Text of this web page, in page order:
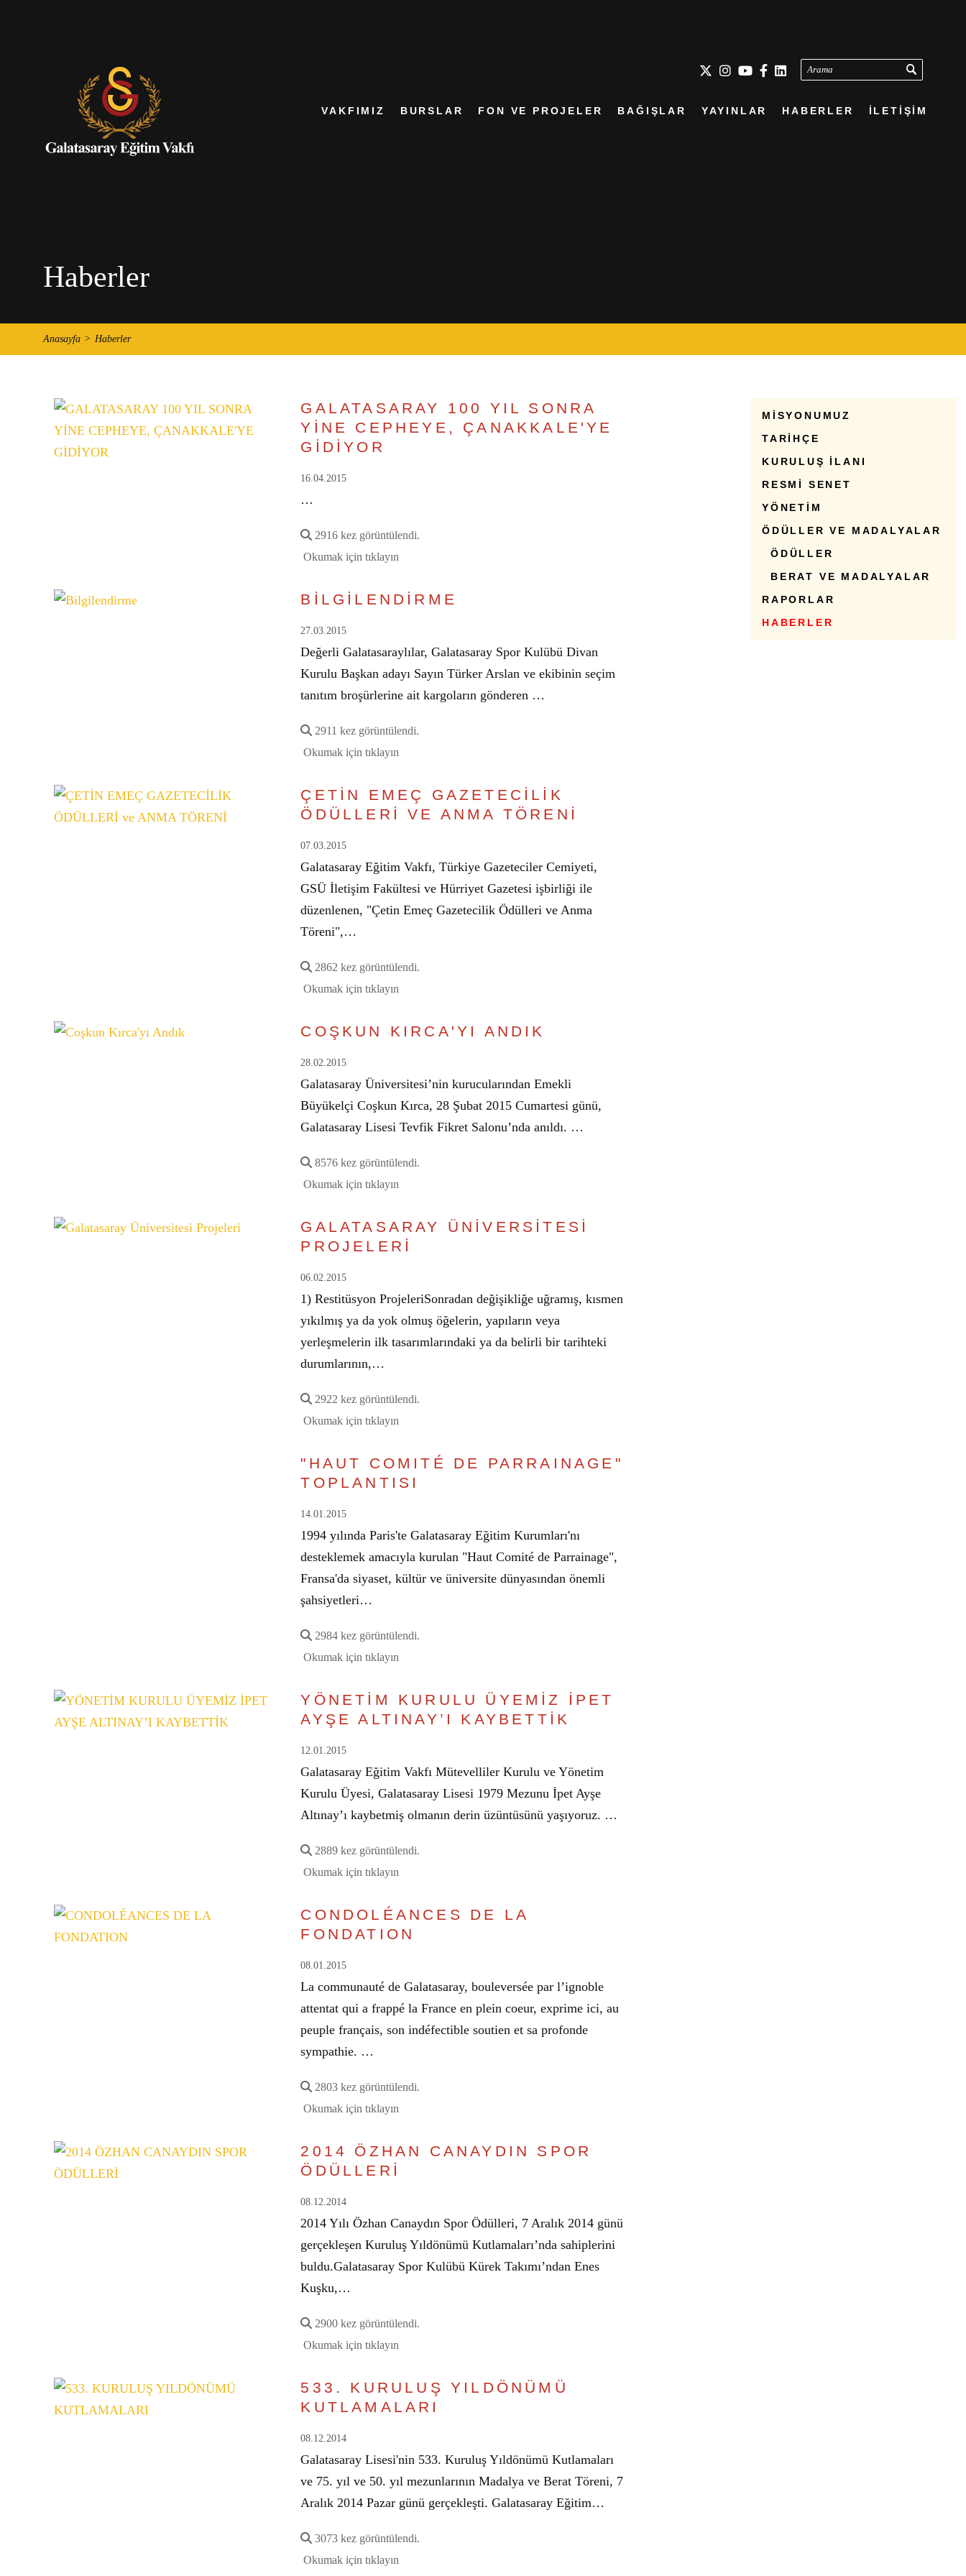
Arama
VAKFIMIZ BURSLAR FON VE PROJELER BAĞIŞLAR YAYINLAR HABERLER İLETİŞİM
Haberler
Anasayfa Haberler
GALATASARAY 100 YIL SONRA
YİNE CEPHEYE, ÇANAKKALE'YE
GİDİYOR
16.04.2015
…
2916 kez görüntülendi.
Okumak için tıklayın
BİLGİLENDİRME
27.03.2015
Değerli Galatasaraylılar, Galatasaray Spor Kulübü Divan
Kurulu Başkan adayı Sayın Türker Arslan ve ekibinin seçim
tanıtım broşürlerine ait kargoların gönderen …
2911 kez görüntülendi.
Okumak için tıklayın
ÇETİN EMEÇ GAZETECİLİK
ÖDÜLLERİ VE ANMA TÖRENİ
07.03.2015
Galatasaray Eğitim Vakfı, Türkiye Gazeteciler Cemiyeti,
GSÜ İletişim Fakültesi ve Hürriyet Gazetesi işbirliği ile
düzenlenen, "Çetin Emeç Gazetecilik Ödülleri ve Anma
Töreni",…
2862 kez görüntülendi.
Okumak için tıklayın
COŞKUN KIRCA'YI ANDIK
28.02.2015
Galatasaray Üniversitesi’nin kurucularından Emekli
Büyükelçi Coşkun Kırca, 28 Şubat 2015 Cumartesi günü,
Galatasaray Lisesi Tevfik Fikret Salonu’nda anıldı. …
8576 kez görüntülendi.
Okumak için tıklayın
GALATASARAY ÜNİVERSİTESİ
PROJELERİ
06.02.2015
1) Restitüsyon ProjeleriSonradan değişikliğe uğramış, kısmen
yıkılmış ya da yok olmuş öğelerin, yapıların veya
yerleşmelerin ilk tasarımlarındaki ya da belirli bir tarihteki
durumlarının,…
2922 kez görüntülendi.
Okumak için tıklayın
"HAUT COMITÉ DE PARRAINAGE"
TOPLANTISI
14.01.2015
1994 yılında Paris'te Galatasaray Eğitim Kurumları'nı
desteklemek amacıyla kurulan "Haut Comité de Parrainage",
Fransa'da siyaset, kültür ve üniversite dünyasından önemli
şahsiyetleri…
2984 kez görüntülendi.
Okumak için tıklayın
YÖNETİM KURULU ÜYEMİZ İPET
AYŞE ALTINAY’I KAYBETTİK
12.01.2015
Galatasaray Eğitim Vakfı Mütevelliler Kurulu ve Yönetim
Kurulu Üyesi, Galatasaray Lisesi 1979 Mezunu İpet Ayşe
Altınay’ı kaybetmiş olmanın derin üzüntüsünü yaşıyoruz. …
2889 kez görüntülendi.
Okumak için tıklayın
CONDOLÉANCES DE LA
FONDATION
08.01.2015
La communauté de Galatasaray, bouleversée par l’ignoble
attentat qui a frappé la France en plein coeur, exprime ici, au
peuple français, son indéfectible soutien et sa profonde
sympathie. …
2803 kez görüntülendi.
Okumak için tıklayın
2014 ÖZHAN CANAYDIN SPOR
ÖDÜLLERİ
08.12.2014
2014 Yılı Özhan Canaydın Spor Ödülleri, 7 Aralık 2014 günü
gerçekleşen Kuruluş Yıldönümü Kutlamaları’nda sahiplerini
buldu.Galatasaray Spor Kulübü Kürek Takımı’ndan Enes
Kuşku,…
2900 kez görüntülendi.
Okumak için tıklayın
533. KURULUŞ YILDÖNÜMÜ
KUTLAMALARI
08.12.2014
Galatasaray Lisesi'nin 533. Kuruluş Yıldönümü Kutlamaları
ve 75. yıl ve 50. yıl mezunlarının Madalya ve Berat Töreni, 7
Aralık 2014 Pazar günü gerçekleşti. Galatasaray Eğitim…
3073 kez görüntülendi.
Okumak için tıklayın
MİSYONUMUZ
TARİHÇE
KURULUŞ İLANI
RESMİ SENET
YÖNETİM
ÖDÜLLER VE MADALYALAR
ÖDÜLLER
BERAT VE MADALYALAR
RAPORLAR
HABERLER